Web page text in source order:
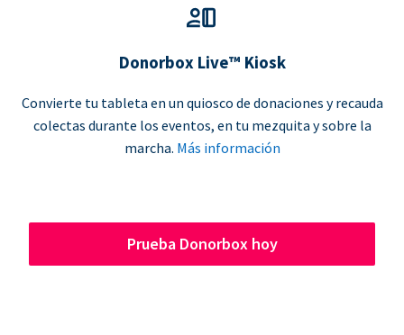
Donorbox Live™ Kiosk
Convierte tu tableta en un quiosco de donaciones y recauda
colectas durante los eventos, en tu mezquita y sobre la
marcha. Más información
Prueba Donorbox hoy